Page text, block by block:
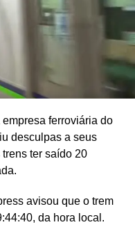
ferroviária do
desculpas a seus
ter saído 20
avisou que o trem
da hora local.